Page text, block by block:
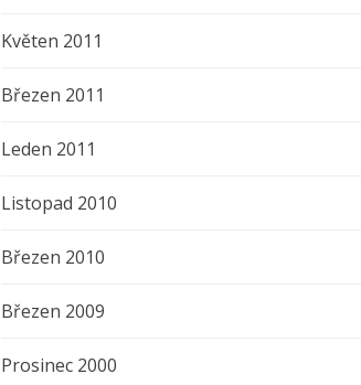
Květen 2011
Březen 2011
Leden 2011
Listopad 2010
Březen 2010
Březen 2009
Prosinec 2000